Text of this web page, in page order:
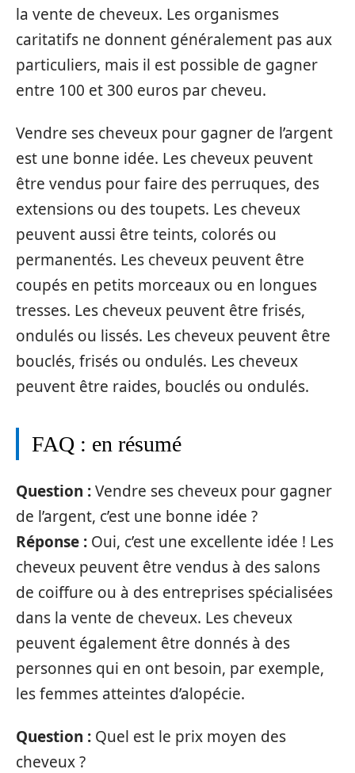
la vente de cheveux. Les organismes
caritatifs ne donnent généralement pas aux
particuliers, mais il est possible de gagner
entre 100 et 300 euros par cheveu.
Vendre ses cheveux pour gagner de l’argent
est une bonne idée. Les cheveux peuvent
être vendus pour faire des perruques, des
extensions ou des toupets. Les cheveux
peuvent aussi être teints, colorés ou
permanentés. Les cheveux peuvent être
coupés en petits morceaux ou en longues
tresses. Les cheveux peuvent être frisés,
ondulés ou lissés. Les cheveux peuvent être
bouclés, frisés ou ondulés. Les cheveux
peuvent être raides, bouclés ou ondulés.
FAQ : en résumé
Question :Vendre ses cheveux pour gagner
de l’argent, c’est une bonne idée ?
Réponse : Oui, c’est une excellente idée ! Les
cheveux peuvent être vendus à des salons
de coiffure ou à des entreprises spécialisées
dans la vente de cheveux. Les cheveux
peuvent également être donnés à des
personnes qui en ont besoin, par exemple,
les femmes atteintes d’alopécie.
Question : Quel est le prix moyen des
cheveux ?